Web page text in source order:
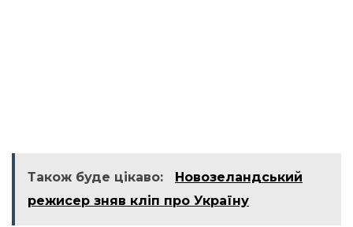
Також буде цікаво:
Новозеландський
режисер зняв кліп про Україну